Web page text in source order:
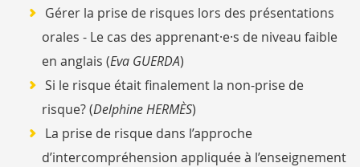
Gérer la prise de risques lors des présentations
orales - Le cas des apprenant·e·s de niveau faible
en anglais (Eva GUERDA)
Si le risque était finalement la non-prise de
risque? (Delphine HERMÈS)
La prise de risque dans l’approche
d’intercompréhension appliquée à l’enseignement